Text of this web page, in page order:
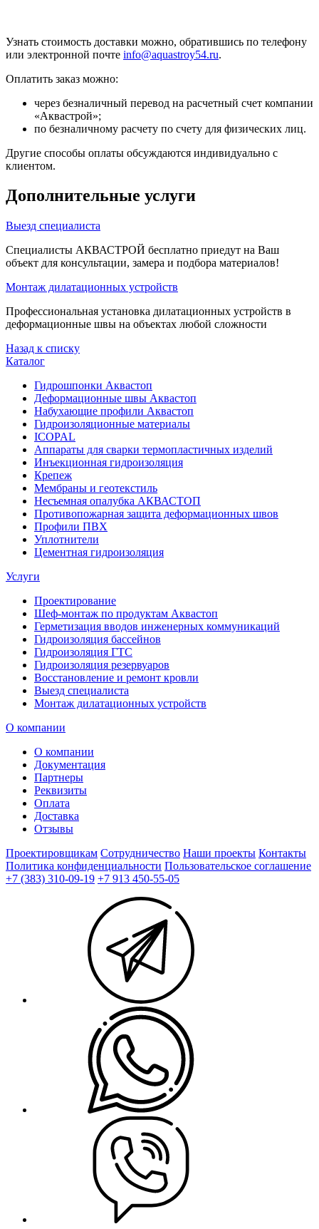
Узнать стоимость доставки можно, обратившись по телефону
или электронной почте info@aquastroy54.ru.
Оплатить заказ можно:
через безналичный перевод на расчетный счет компании
«Аквастрой»;
по безналичному расчету по счету для физических лиц.
Другие способы оплаты обсуждаются индивидуально с
клиентом.
Дополнительные услуги
Выезд специалиста
Специалисты АКВАСТРОЙ бесплатно приедут на Ваш
объект для консультации, замера и подбора материалов!
Монтаж дилатационных устройств
Профессиональная установка дилатационных устройств в
деформационные швы на объектах любой сложности
Назад к списку
Каталог
Гидрошпонки Аквастоп
Деформационные швы Аквастоп
Набухающие профили Аквастоп
Гидроизоляционные материалы
ICOPAL
Аппараты для сварки термопластичных изделий
Инъекционная гидроизоляция
Крепеж
Мембраны и геотекстиль
Несъемная опалубка АКВАСТОП
Противопожарная защита деформационных швов
Профили ПВХ
Уплотнители
Цементная гидроизоляция
Услуги
Проектирование
Шеф-монтаж по продуктам Аквастоп
Герметизация вводов инженерных коммуникаций
Гидроизоляция бассейнов
Гидроизоляция ГТС
Гидроизоляция резервуаров
Восстановление и ремонт кровли
Выезд специалиста
Монтаж дилатационных устройств
О компании
О компании
Документация
Партнеры
Реквизиты
Оплата
Доставка
Отзывы
Проектировщикам Сотрудничество Наши проекты Контакты
Политика конфиденциальности Пользовательское соглашение
+7 (383) 310-09-19 +7 913 450-55-05